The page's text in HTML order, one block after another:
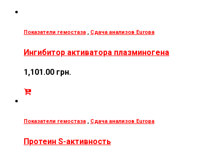
Показатели гемостаза Сдача анализов Europa
Ингибитор активатора плазминогена
1,101.00 грн.
Показатели гемостаза , Сдача анализов Europa
Протеин S-активность